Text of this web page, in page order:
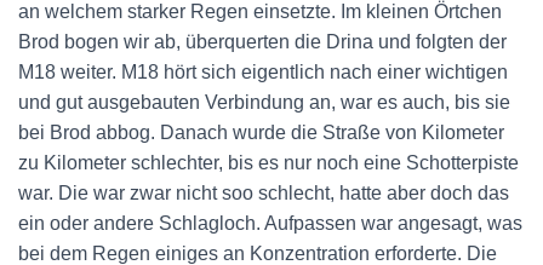
an welchem starker Regen einsetzte. Im kleinen Örtchen
Brod bogen wir ab, überquerten die Drina und folgten der
M18 weiter. M18 hört sich eigentlich nach einer wichtigen
und gut ausgebauten Verbindung an, war es auch, bis sie
bei Brod abbog. Danach wurde die Straße von Kilometer
zu Kilometer schlechter, bis es nur noch eine Schotterpiste
war. Die war zwar nicht soo schlecht, hatte aber doch das
ein oder andere Schlagloch. Aufpassen war angesagt, was
bei dem Regen einiges an Konzentration erforderte. Die